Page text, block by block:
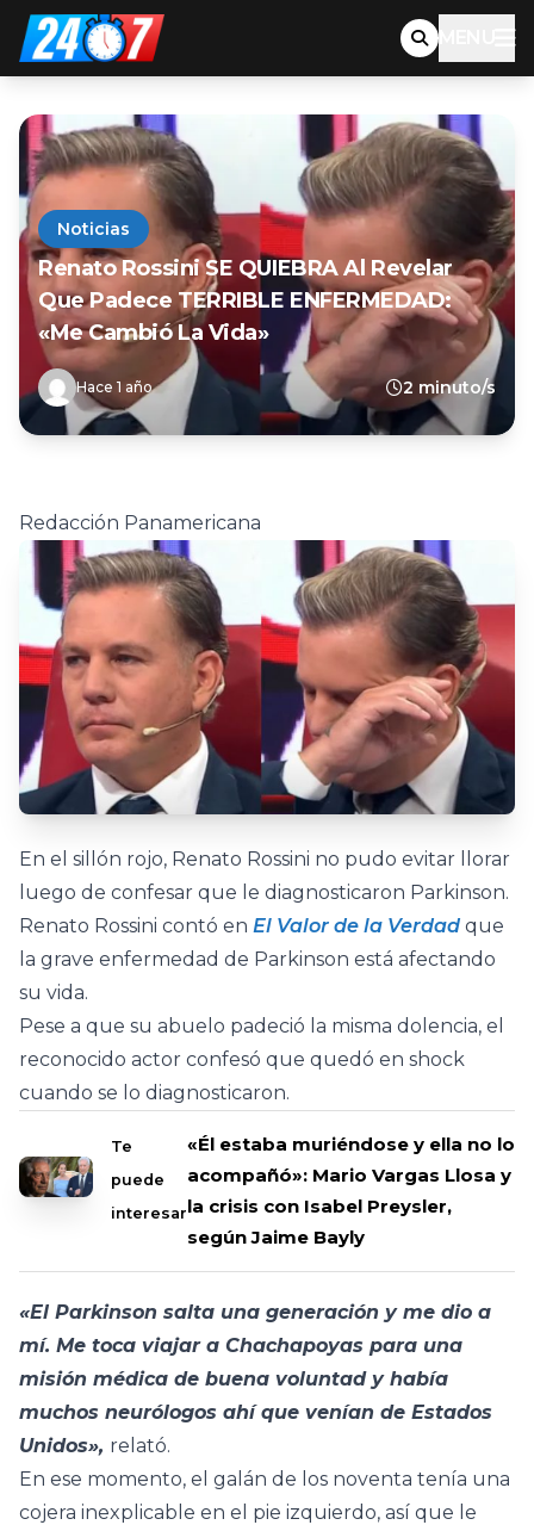
MENU
Noticias
Renato Rossini SE QUIEBRA Al Revelar
Que Padece TERRIBLE ENFERMEDAD:
«Me Cambió La Vida»
Hace 1 año 2 minuto/s
Redacción Panamericana
En el sillón rojo, Renato Rossini no pudo evitar llorar
luego de confesar que le diagnosticaron Parkinson.
Renato Rossini contó en El Valor de la Verdad que
la grave enfermedad de Parkinson está afectando
su vida.
Pese a que su abuelo padeció la misma dolencia, el
reconocido actor confesó que quedó en shock
cuando se lo diagnosticaron.
Te
puede
interesar
«Él estaba muriéndose y ella no lo
acompañó»: Mario Vargas Llosa y
la crisis con Isabel Preysler,
según Jaime Bayly
«El Parkinson salta una generación y me dio a
mí. Me toca viajar a Chachapoyas para una
misión médica de buena voluntad y había
muchos neurólogos ahí que venían de Estados
Unidos», relató.
En ese momento, el galán de los noventa tenía una
cojera inexplicable en el pie izquierdo, así que le